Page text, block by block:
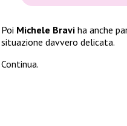
Poi Michele Bravi ha anche
situazione davvero delicata.
Continua.